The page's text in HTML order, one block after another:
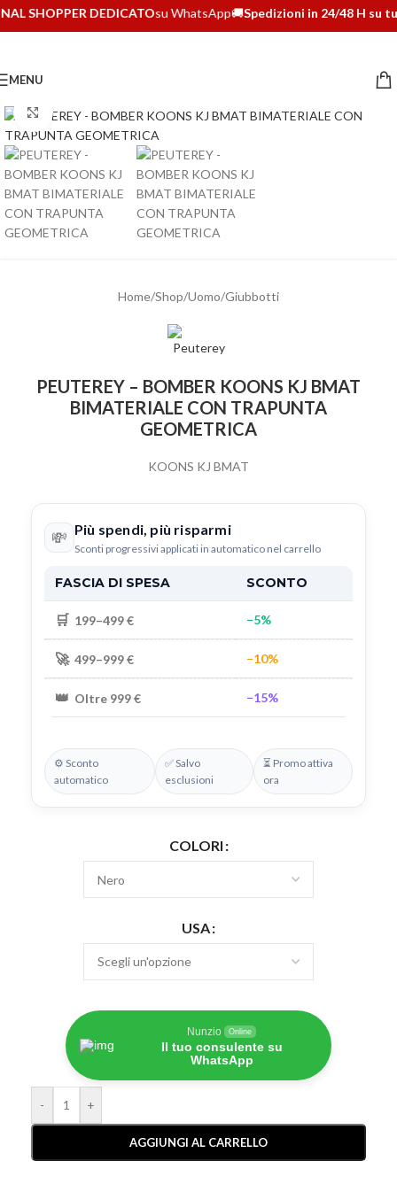
SHOPPER DEDICATOsu WhatsApp🚚Spedizioni in 24/48 H su
MENU
Clicca per ingrandire
Home/Shop/Uomo/Giubbotti
PEUTEREY – BOMBER KOONS KJ BMAT
BIMATERIALE CON TRAPUNTA
GEOMETRICA
KOONS KJ BMAT
💸 Più spendi, più risparmi
Sconti progressivi applicati in automatico nel carrello
FASCIA DI SPESA SCONTO
🛒 199–499 € −5%
🚀 499–999 € −10%
👑 Oltre 999 € −15%
⚙️ Sconto
automatico
✅ Salvo
esclusioni
⏳ Promo attiva
ora
COLORI
USA
Nunzio Online
Il tuo consulente su
WhatsApp
- +
AGGIUNGI AL CARRELLO